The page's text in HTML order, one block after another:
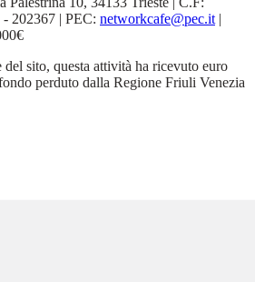
202367 | PEC: networkcafe@pec.it |
sito, questa attività ha ricevuto euro
perduto dalla Regione Friuli Venezia